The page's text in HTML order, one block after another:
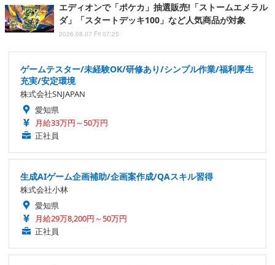
エディオンで「ポケカ」抽選販売!「ストームエメラル
ダ」「スタートデッキ100」など人気商品が対象
2026.08.07 Fri 07:25
ゲームテスター/未経験OK/研修あり/シンプル作業/福利厚生
充実/安定環境
株式会社SNJAPAN
愛知県
月給33万円～50万円
正社員
生成AIゲーム企画補助/企画案作成/QAスキル習得
株式会社小林
愛知県
月給29万8,200円～50万円
正社員